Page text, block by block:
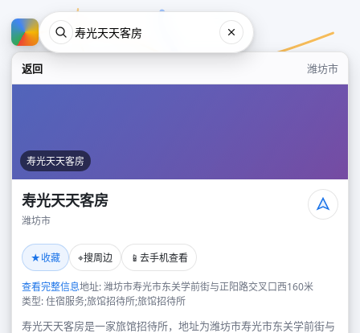
返回 潍坊市
寿光天天客房
寿光天天客房
潍坊市
★收藏 ⌖搜周边 📱 去手机查看
查看完整信息地址: 潍坊市寿光市东关学前街与正阳路交叉口西160米
类型: 住宿服务;旅馆招待所;旅馆招待所
寿光天天客房是一家旅馆招待所，地址为潍坊市寿光市东关学前街与